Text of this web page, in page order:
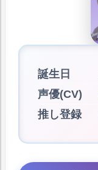
誕生日
声優(CV)
推し登録